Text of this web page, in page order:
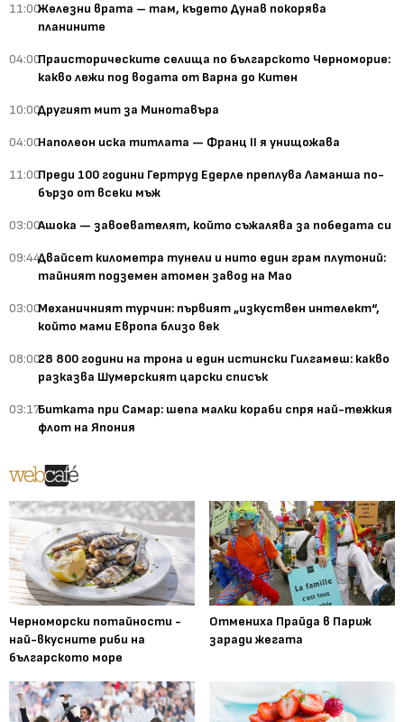
11:00Железни врата – там, където Дунав покорява
планините
04:00Праисторическите селища по българското Черноморие:
какво лежи под водата от Варна до Китен
10:00Другият мит за Минотавъра
04:00Наполеон иска титлата — Франц II я унищожава
11:00Преди 100 години Гертруд Едерле преплува Ламанша по-
бързо от всеки мъж
03:00Ашока — завоевателят, който съжалява за победата си
09:44Двайсет километра тунели и нито един грам плутоний:
тайният подземен атомен завод на Мао
03:00Механичният турчин: първият „изкуствен интелект“,
който мами Европа близо век
08:0028 800 години на трона и един истински Гилгамеш: какво
разказва Шумерският царски списък
03:17Битката при Самар: шепа малки кораби спря най-тежкия
флот на Япония
Черноморски потайности -
най-вкусните риби на
българското море
Отмениха Прайда в Париж
заради жегата